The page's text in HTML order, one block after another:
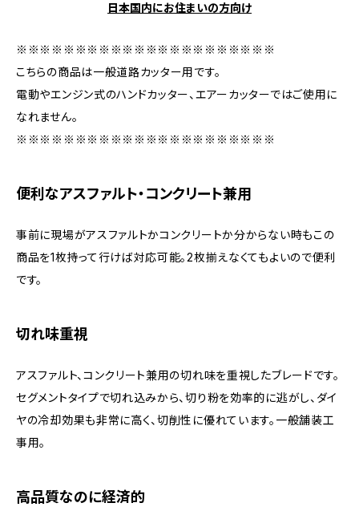
日本国内にお住まいの方向け
※※※※※※※※※※※※※※※※※※※※※※
こちらの商品は一般道路カッター用です。
電動やエンジン式のハンドカッター、エアーカッターではご使用に
なれません。
※※※※※※※※※※※※※※※※※※※※※※
便利なアスファルト・コンクリート兼用
事前に現場がアスファルトかコンクリートか分からない時もこの
商品を1枚持って行けば対応可能。2枚揃えなくてもよいので便利
です。
切れ味重視
アスファルト、コンクリート兼用の切れ味を重視したブレードです。
セグメントタイプで切れ込みから、切り粉を効率的に逃がし、ダイ
ヤの冷却効果も非常に高く、切削性に優れています。一般舗装工
事用。
高品質なのに経済的